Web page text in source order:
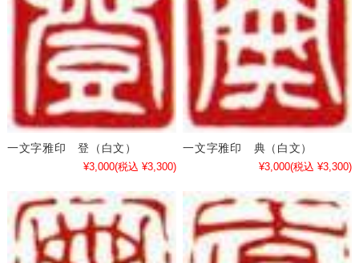
一文字雅印 登（白文）
¥3,000(税込 ¥3,300)
一文字雅印 典（白文）
¥3,000(税込 ¥3,300)